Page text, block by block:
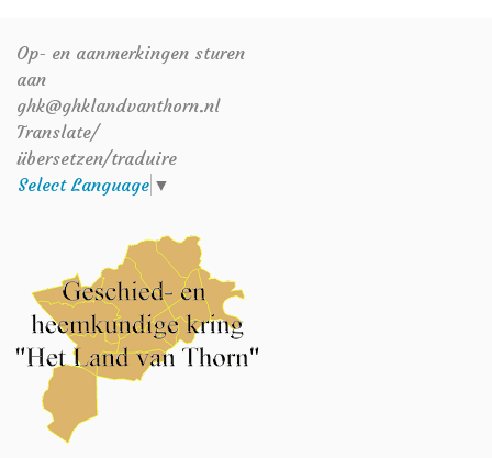
Op- en aanmerkingen sturen
aan
ghk@ghklandvanthorn.nl
Translate/
übersetzen/traduire
Select Language ▼